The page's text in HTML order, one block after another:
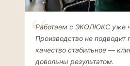
Елена Соколова
ДИЗАЙНЕР ИНТЕРЬЕРОВ
Работаем с ЭКОЛЮКС уже
Производство не подводит
качество стабильное —
довольны результатом.